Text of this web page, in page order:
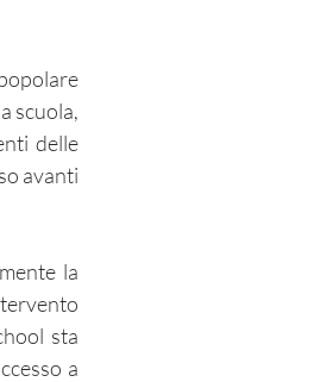
scuola,
delle
avanti
la
sta
a